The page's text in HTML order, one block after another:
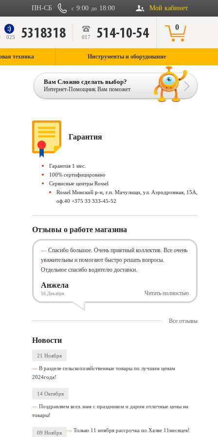
Мой кабинет
с 9:00 до 18:00
ПН-СБ
025 5318318 017 514-10-54 0
техника Инструменты и оборудование
Вам Сложно сделать выбор?
Интернет-Помощник Вам поможет
Гарантия
Гарантия 1 мес.
100% сертифицировано
Сервисные центры Rossel
Rossel Минский р-н, г.п. Мачулищи, ул. Аэродромная, 15А,
оф.40 +375 33 333-45-52
Отзывы о работе магазина
Спасибо большое. Очень приятный коллектив. Все очень
уважительны и помогают быстро решать вопросы.
Отдельное спасибо водителю доставки.
Анжела
16 Декабря Читать полностью
Все отзывы
Новости
21 Ноября
В разделе сельскохозяйственные товары по лучшим ценам
2024года!
14 Октября
Поздравляем всех мам с праздником и дарим отличные цены на
товары!
09 Ноября Только 11 ноября рассрочка по Халве 11месяцев!